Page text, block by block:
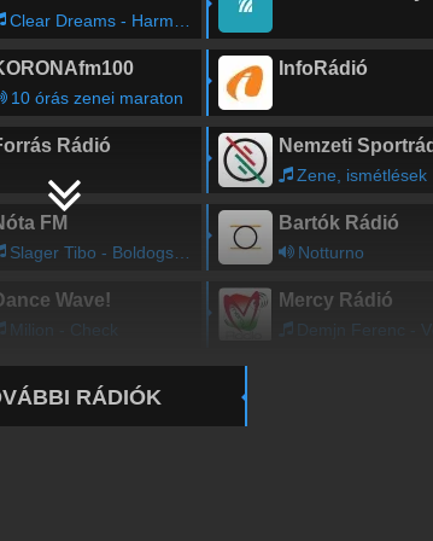
Clear Dreams - Harmonikus nyugalom
10 órás zenei maraton
InfoRádió
Rádió Nemzeti
Zene, ismétlések
FM
Slager Tibo - Boldogsag, boldogsag
Bartók Rádió
Notturno
Wave!
Milion - Check
Mercy Rádió
Demjn Ferenc - Vdem a
RÁDIÓK